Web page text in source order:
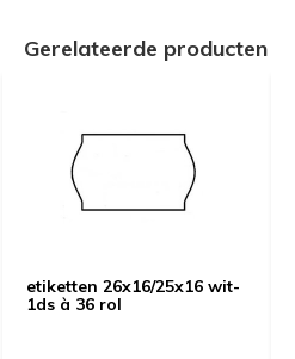
Gerelateerde producten
etiketten 26x16/25x16 wit-
1ds à 36 rol